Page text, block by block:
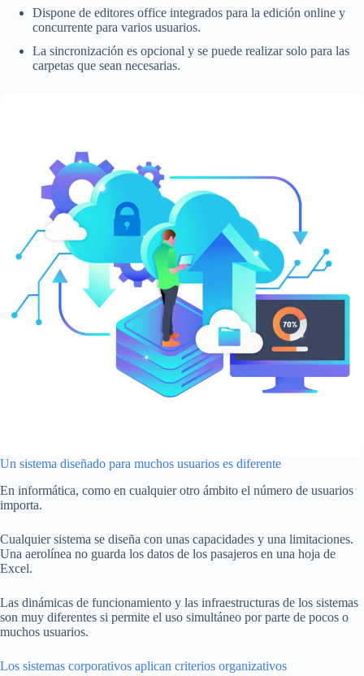
Dispone de editores office integrados para la edición online y
concurrente para varios usuarios.
La sincronización es opcional y se puede realizar solo para las
carpetas que sean necesarias.
Un sistema diseñado para muchos usuarios es diferente
En informática, como en cualquier otro ámbito el número de usuarios
importa.
Cualquier sistema se diseña con unas capacidades y una limitaciones.
Una aerolínea no guarda los datos de los pasajeros en una hoja de
Excel.
Las dinámicas de funcionamiento y las infraestructuras de los sistemas
son muy diferentes si permite el uso simultáneo por parte de pocos o
muchos usuarios.
Los sistemas corporativos aplican criterios organizativos